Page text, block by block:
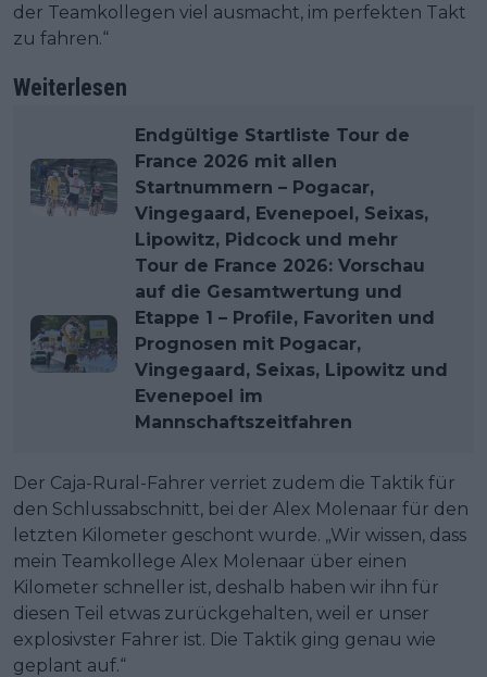
der Teamkollegen viel ausmacht, im perfekten Takt
zu fahren.“
Weiterlesen
Endgültige Startliste Tour de
France 2026 mit allen
Startnummern – Pogacar,
Vingegaard, Evenepoel, Seixas,
Lipowitz, Pidcock und mehr
Tour de France 2026: Vorschau
auf die Gesamtwertung und
Etappe 1 – Profile, Favoriten und
Prognosen mit Pogacar,
Vingegaard, Seixas, Lipowitz und
Evenepoel im
Mannschaftszeitfahren
Der Caja-Rural-Fahrer verriet zudem die Taktik für
den Schlussabschnitt, bei der Alex Molenaar für den
letzten Kilometer geschont wurde. „Wir wissen, dass
mein Teamkollege Alex Molenaar über einen
Kilometer schneller ist, deshalb haben wir ihn für
diesen Teil etwas zurückgehalten, weil er unser
explosivster Fahrer ist. Die Taktik ging genau wie
geplant auf.“